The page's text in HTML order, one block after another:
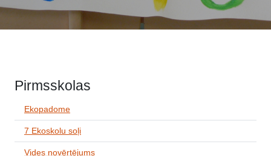
Pirmsskolas
Ekopadome
7 Ekoskolu soļi
Vides novērtējums